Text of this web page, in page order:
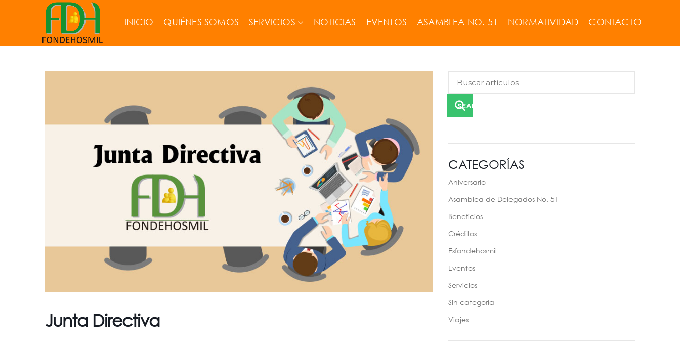
INICIO QUIÉNES SOMOS SERVICIOS NOTICIAS EVENTOS ASAMBLEA NO. 51 NORMATIVIDAD CONTACTO
Junta Directiva
SEARCH
CATEGORÍAS
Aniversario
Asamblea de Delegados No. 51
Beneficios
Créditos
Esfondehosmil
Eventos
Servicios
Sin categoría
Viajes